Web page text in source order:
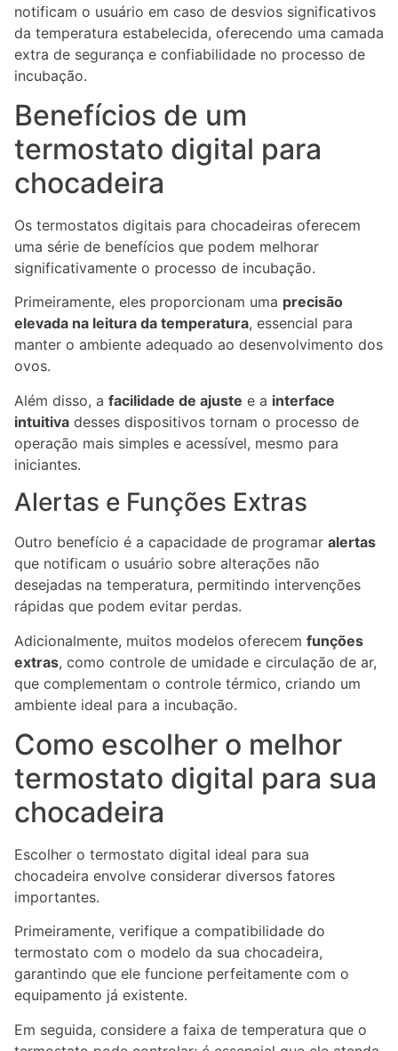
notificam o usuário em caso de desvios significativos
da temperatura estabelecida, oferecendo uma camada
extra de segurança e confiabilidade no processo de
incubação.
Benefícios de um
termostato digital para
chocadeira
Os termostatos digitais para chocadeiras oferecem
uma série de benefícios que podem melhorar
significativamente o processo de incubação.
Primeiramente, eles proporcionam uma precisão
elevada na leitura da temperatura, essencial para
manter o ambiente adequado ao desenvolvimento dos
ovos.
Além disso, a facilidade de ajuste e a interface
intuitiva desses dispositivos tornam o processo de
operação mais simples e acessível, mesmo para
iniciantes.
Alertas e Funções Extras
Outro benefício é a capacidade de programar alertas
que notificam o usuário sobre alterações não
desejadas na temperatura, permitindo intervenções
rápidas que podem evitar perdas.
Adicionalmente, muitos modelos oferecem funções
extras, como controle de umidade e circulação de ar,
que complementam o controle térmico, criando um
ambiente ideal para a incubação.
Como escolher o melhor
termostato digital para sua
chocadeira
Escolher o termostato digital ideal para sua
chocadeira envolve considerar diversos fatores
importantes.
Primeiramente, verifique a compatibilidade do
termostato com o modelo da sua chocadeira,
garantindo que ele funcione perfeitamente com o
equipamento já existente.
Em seguida, considere a faixa de temperatura que o